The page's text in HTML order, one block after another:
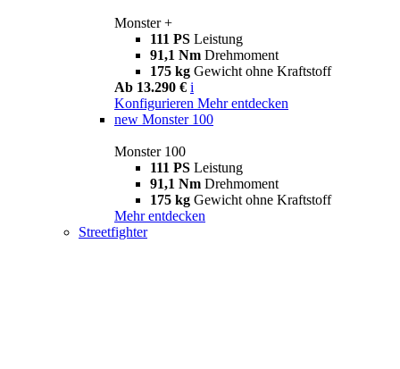
Monster +
111 PS Leistung
91,1 Nm Drehmoment
175 kg Gewicht ohne Kraftstoff
Ab 13.290 € i
Konfigurieren Mehr entdecken
new Monster 100
Monster 100
111 PS Leistung
91,1 Nm Drehmoment
175 kg Gewicht ohne Kraftstoff
Mehr entdecken
Streetfighter